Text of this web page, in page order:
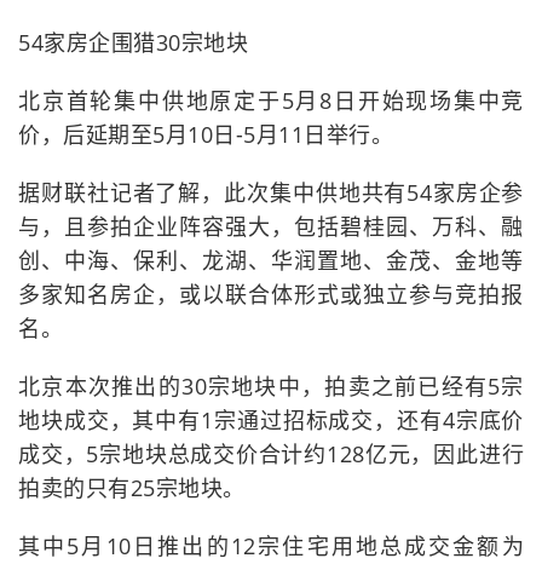
54家房企围猎30宗地块
北京首轮集中供地原定于5月8日开始现场集中竞
价，后延期至5月10日-5月11日举行。
据财联社记者了解，此次集中供地共有54家房企参
与，且参拍企业阵容强大，包括碧桂园、万科、融
创、中海、保利、龙湖、华润置地、金茂、金地等
多家知名房企，或以联合体形式或独立参与竞拍报
名。
北京本次推出的30宗地块中，拍卖之前已经有5宗
地块成交，其中有1宗通过招标成交，还有4宗底价
成交，5宗地块总成交价合计约128亿元，因此进行
拍卖的只有25宗地块。
其中5月10日推出的12宗住宅用地总成交金额为